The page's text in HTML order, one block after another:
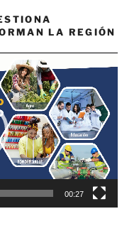
LA REGIÓN
00:27